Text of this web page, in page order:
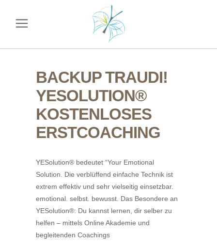
BACKUP TRAUDI!
YESOLUTION®
KOSTENLOSES
ERSTCOACHING
YESolution® bedeutet “Your Emotional
Solution. Die verblüffend einfache Technik ist
extrem effektiv und sehr vielseitig einsetzbar.
emotional. selbst. bewusst. Das Besondere an
YESolution®: Du kannst lernen, dir selber zu
helfen – mittels Online Akademie und
begleitenden Coachings